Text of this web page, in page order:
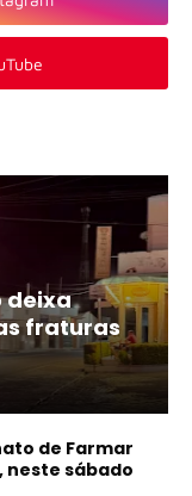
deixa
fraturas
de Farmar
neste sábado